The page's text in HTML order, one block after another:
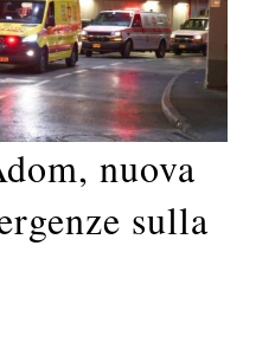
nuova
sulla